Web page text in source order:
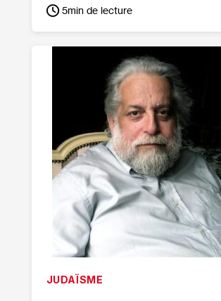
5min de lecture
JUDAÏSME